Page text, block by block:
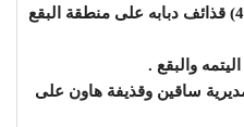
السعودية وتحالفها تطلق (4) قذائف دبابه على منطقة البقع
والبقع .
ساقين وقذيفة هاون على